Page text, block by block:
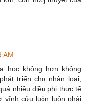
AM
học không hơn không
triển cho nhân loại,
nhiều điều phi thực tế
vĩnh cửu luôn luôn phải